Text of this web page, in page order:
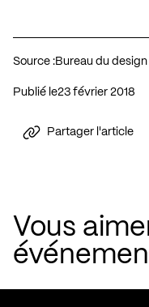
Source :Bureau du design
Publié le 23 février 2018
Partager l'article
Vous